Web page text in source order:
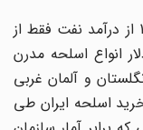
نمونه ایران طی سالهای 74ـ 1972 از درآمد نفت فقط از
اسلحه مدرن
و آلمان غربی
اسلحه ایران طی